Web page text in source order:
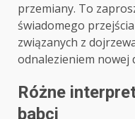
przemiany. To
świadomego
związanych z
odnalezieniem nowej
Różne
babci